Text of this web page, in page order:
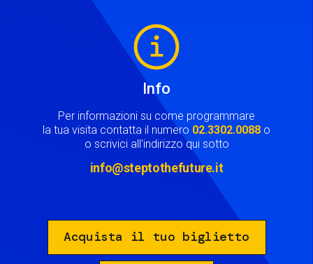
Info
Per informazioni su come programmare
la tua visita contatta il numero 02.3302.0088 o
o scrivici all'indirizzo qui sotto
info@steptothefuture.it
Acquista il tuo biglietto